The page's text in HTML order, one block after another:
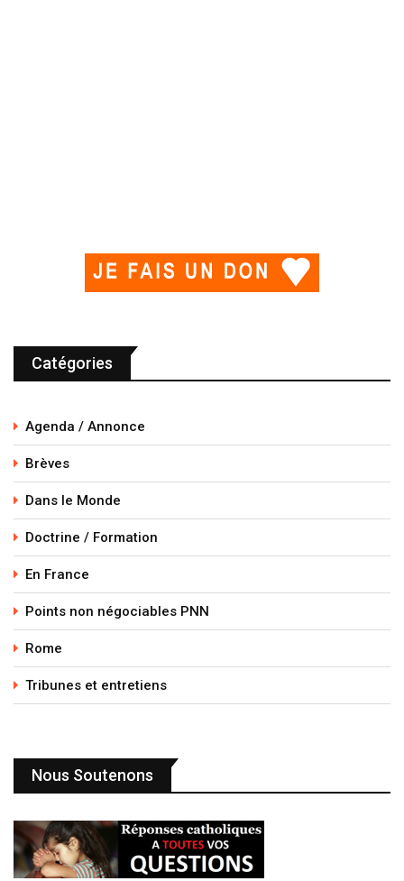
Catégories
Agenda / Annonce
Brèves
Dans le Monde
Doctrine / Formation
En France
Points non négociables PNN
Rome
Tribunes et entretiens
Nous Soutenons